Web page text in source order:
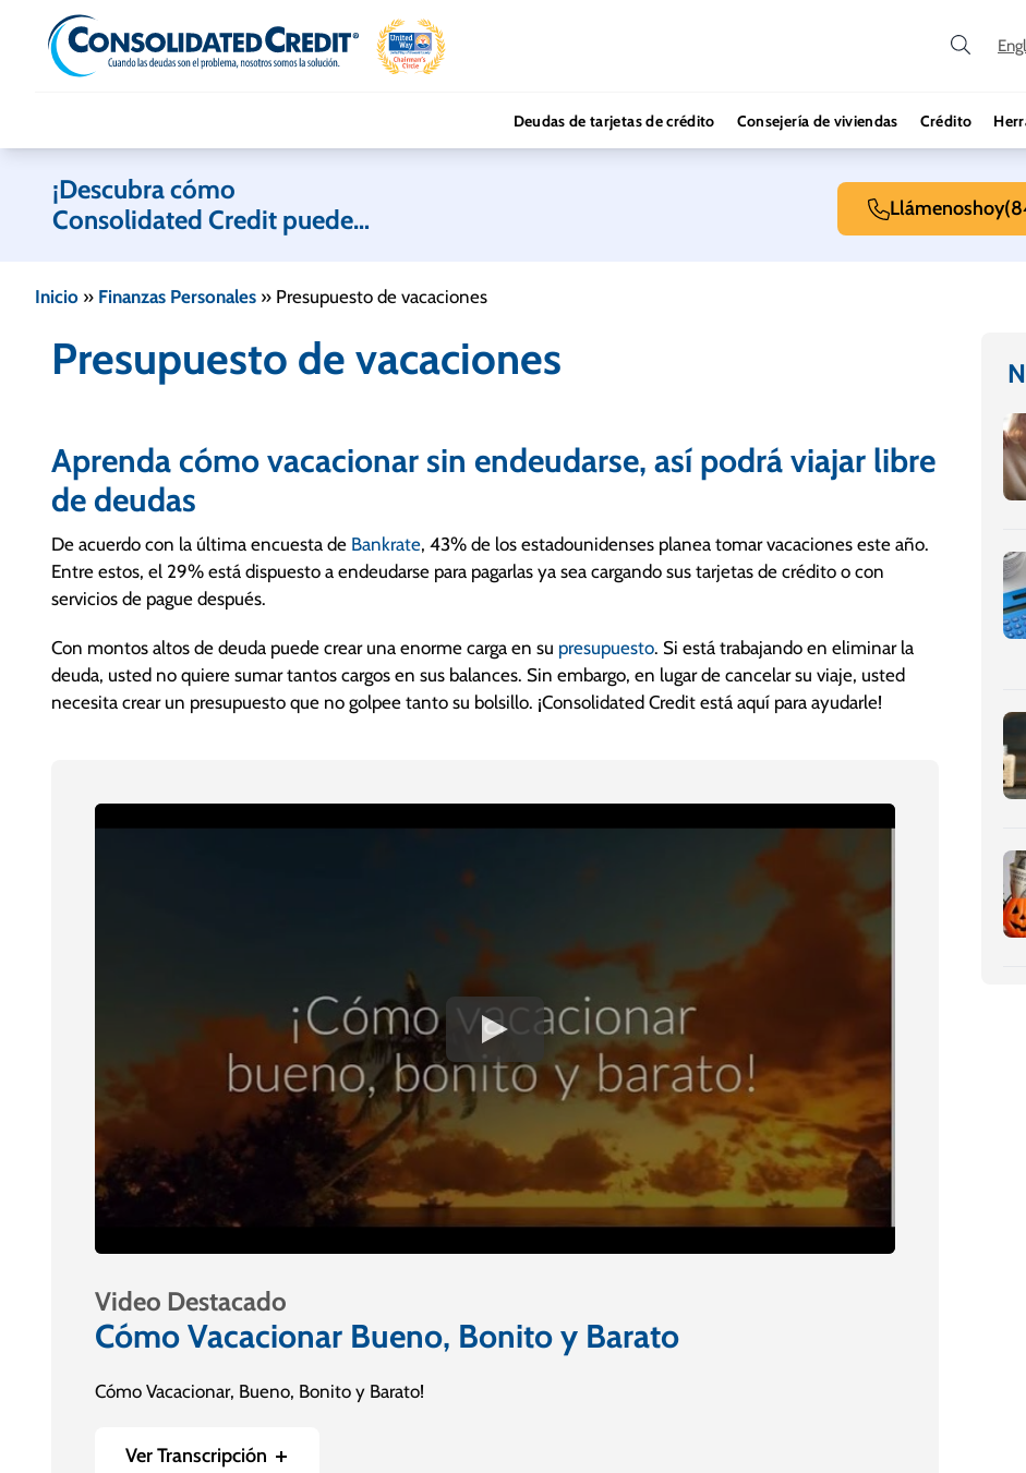
Skip to content
Deudas de tarjetas de crédito Consejería de viviendas Crédito
¡Descubra cómo
Consolidated Credit puede
Llámenoshoy
Inicio » Finanzas Personales » Presupuesto de vacaciones
Presupuesto de vacaciones
Aprenda cómo vacacionar sin endeudarse, así podrá viajar libre
de deudas
De acuerdo con la última encuesta de Bankrate, 43% de los estadounidenses planea tomar vacaciones este año.
Entre estos, el 29% está dispuesto a endeudarse para pagarlas ya sea cargando sus tarjetas de crédito o con
servicios de pague después.
Con montos altos de deuda puede crear una enorme carga en su presupuesto. Si está trabajando en eliminar la
deuda, usted no quiere sumar tantos cargos en sus balances. Sin embargo, en lugar de cancelar su viaje, usted
necesita crear un presupuesto que no golpee tanto su bolsillo. ¡Consolidated Credit está aquí para ayudarle!
Video Destacado
Cómo Vacacionar Bueno, Bonito y Barato
Cómo Vacacionar, Bueno, Bonito y Barato!
Ver Transcripción